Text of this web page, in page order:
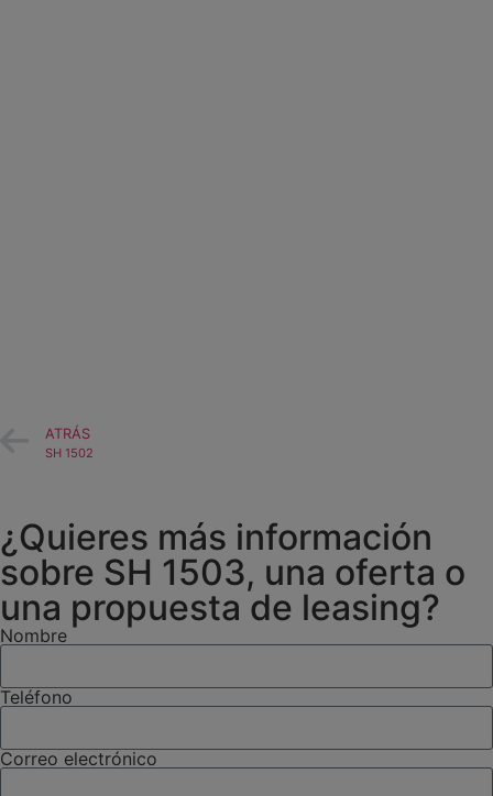
ATRÁS
SH 1502
¿Quieres más información
sobre SH 1503, una oferta o
una propuesta de leasing?
Nombre
Teléfono
Correo electrónico